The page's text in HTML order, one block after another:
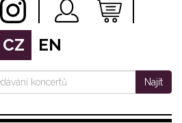
CZ EN
Najít